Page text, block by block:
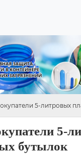
5-литровых
5-
бутылок